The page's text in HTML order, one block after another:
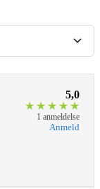
5,0
★ ★ ★ ★ ★
1 anmeldelse
Anmeld